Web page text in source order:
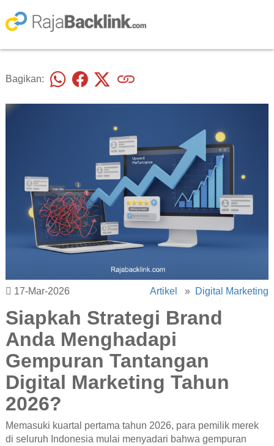
Bagikan:
17-Mar-2026 Artikel » Digital Marketing
Siapkah Strategi Brand
Anda Menghadapi
Gempuran Tantangan
Digital Marketing Tahun
2026?
Memasuki kuartal pertama tahun 2026, para pemilik merek
di seluruh Indonesia mulai menyadari bahwa gempuran